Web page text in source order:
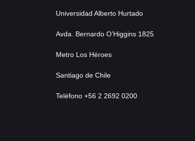
Universidad Alberto Hurtado
Avda. Bernardo O’Higgins 1825
Metro Los Héroes
Santiago de Chile
Teléfono +56 2 2692 0200